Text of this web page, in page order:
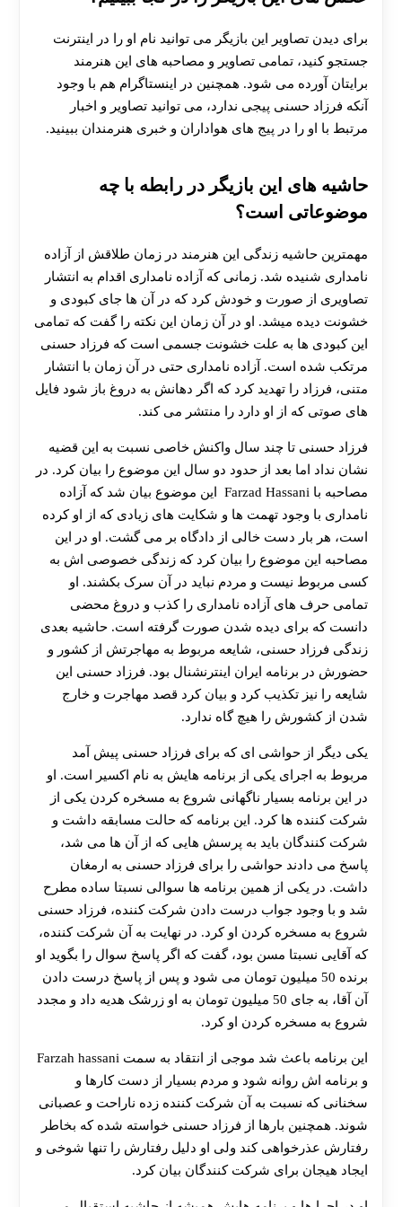
30 تا 50 درصد شارژ هدیه بیشتر فقط با ثبت نام در
برای دیدن تصاویر این بازیگر می توانید نام او را در اینترنت
جستجو کنید، تمامی تصاویر و مصاحبه های این هنرمند
برایتان آورده می شود. همچنین در اینستاگرام هم با وجود
آنکه فرزاد حسنی پیجی ندارد، می توانید تصاویر و اخبار
مرتبط با او را در پیج های هواداران و خبری هنرمندان ببینید.
حاشیه های این بازیگر در رابطه با چه
موضوعاتی است؟
مهمترین حاشیه زندگی این هنرمند در زمان طلاقش از آزاده
نامداری شنیده شد. زمانی که آزاده نامداری اقدام به انتشار
تصاویری از صورت و خودش کرد که در آن ها جای کبودی و
خشونت دیده میشد. او در آن زمان این نکته را گفت که تمامی
این کبودی ها به علت خشونت جسمی است که فرزاد حسنی
مرتکب شده است. آزاده نامداری حتی در آن زمان با انتشار
متنی، فرزاد را تهدید کرد که اگر دهانش به دروغ باز شود فایل
های صوتی که از او دارد را منتشر می کند.
فرزاد حسنی تا چند سال واکنش خاصی نسبت به این قضیه
نشان نداد اما بعد از حدود دو سال این موضوع را بیان کرد. در
مصاحبه با Farzad Hassani این موضوع بیان شد که آزاده
نامداری با وجود تهمت ها و شکایت های زیادی که از او کرده
است، هر بار دست خالی از دادگاه بر می گشت. او در این
مصاحبه این موضوع را بیان کرد که زندگی خصوصی اش به
کسی مربوط نیست و مردم نباید در آن سرک بکشند. او
تمامی حرف های آزاده نامداری را کذب و دروغ محضی
دانست که برای دیده شدن صورت گرفته است. حاشیه بعدی
زندگی فرزاد حسنی، شایعه مربوط به مهاجرتش از کشور و
حضورش در برنامه ایران اینترنشنال بود. فرزاد حسنی این
شایعه را نیز تکذیب کرد و بیان کرد قصد مهاجرت و خارج
شدن از کشورش را هیچ گاه ندارد.
یکی دیگر از حواشی ای که برای فرزاد حسنی پیش آمد
مربوط به اجرای یکی از برنامه هایش به نام اکسیر است. او
در این برنامه بسیار ناگهانی شروع به مسخره کردن یکی از
شرکت کننده ها کرد. این برنامه که حالت مسابقه داشت و
شرکت کنندگان باید به پرسش هایی که از آن ها می شد،
پاسخ می دادند حواشی را برای فرزاد حسنی به ارمغان
داشت. در یکی از همین برنامه ها سوالی نسبتا ساده مطرح
شد و با وجود جواب درست دادن شرکت کننده، فرزاد حسنی
شروع به مسخره کردن او کرد. در نهایت به آن شرکت کننده،
که آقایی نسبتا مسن بود، گفت که اگر پاسخ سوال را بگوید او
برنده 50 میلیون تومان می شود و پس از پاسخ درست دادن
آن آقا، به جای 50 میلیون تومان به او زرشک هدیه داد و مجدد
شروع به مسخره کردن او کرد.
این برنامه باعث شد موجی از انتقاد به سمت Farzah hassani
و برنامه اش روانه شود و مردم بسیار از دست کارها و
سخنانی که نسبت به آن شرکت کننده زده ناراحت و عصبانی
شوند. همچنین بارها از فرزاد حسنی خواسته شده که بخاطر
رفتارش عذرخواهی کند ولی او دلیل رفتارش را تنها شوخی و
ایجاد هیجان برای شرکت کنندگان بیان کرد.